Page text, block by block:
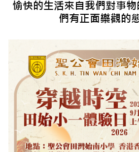
愉快的生活來自我們對事
們有正面樂觀的